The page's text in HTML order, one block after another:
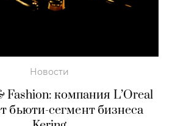
Новости
Fashion: компания L’Oreal
бьюти-сегмент бизнеса